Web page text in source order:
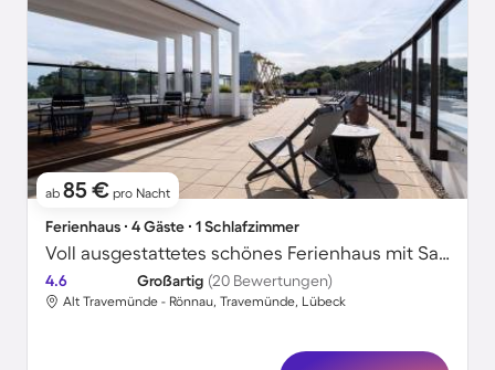
ab 85 € pro Nacht
Ferienhaus ∙ 4 Gäste ∙ 1 Schlafzimmer
Voll ausgestattetes schönes Ferienhaus mit Sauna und Garten | Neben dem Strand
4.6 Großartig (20 Bewertungen)
Alt Travemünde - Rönnau, Travemünde, Lübeck